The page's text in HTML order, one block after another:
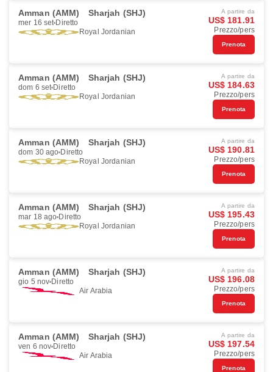
Amman (AMM) Sharjah (SHJ)
mer 16 set Diretto
Royal Jordanian
A partire da
US$ 181.91
Prezzo/pers
Prenota
Amman (AMM) Sharjah (SHJ)
dom 6 set Diretto
Royal Jordanian
A partire da
US$ 184.63
Prezzo/pers
Prenota
Amman (AMM) Sharjah (SHJ)
dom 30 ago Diretto
Royal Jordanian
A partire da
US$ 190.81
Prezzo/pers
Prenota
Amman (AMM) Sharjah (SHJ)
mar 18 ago Diretto
Royal Jordanian
A partire da
US$ 195.43
Prezzo/pers
Prenota
Amman (AMM) Sharjah (SHJ)
gio 5 nov Diretto
Air Arabia
A partire da
US$ 196.08
Prezzo/pers
Prenota
Amman (AMM) Sharjah (SHJ)
ven 6 nov Diretto
Air Arabia
A partire da
US$ 197.54
Prezzo/pers
Prenota